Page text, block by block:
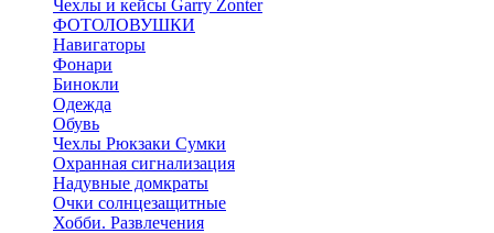
Чехлы и кейсы Garry Zonter
ФОТОЛОВУШКИ
Навигаторы
Фонари
Бинокли
Одежда
Обувь
Чехлы Рюкзаки Сумки
Охранная сигнализация
Надувные домкраты
Очки солнцезащитные
Хобби. Развлечения